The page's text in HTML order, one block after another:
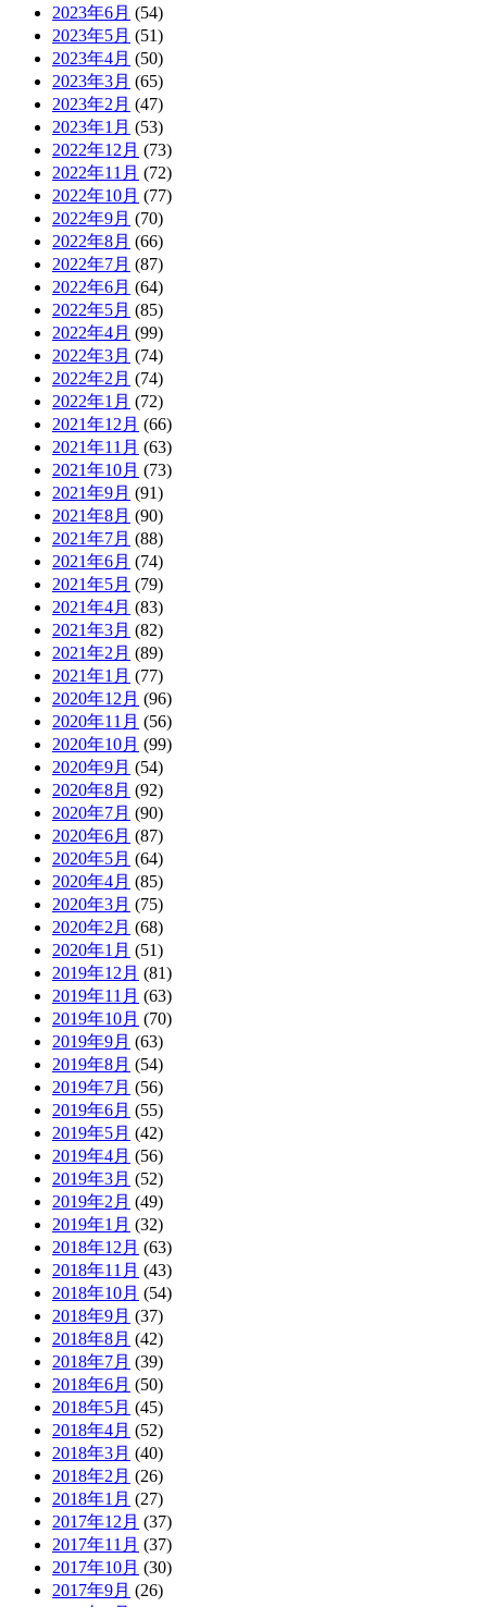
2023年6月 (54)
2023年5月 (51)
2023年4月 (50)
2023年3月 (65)
2023年2月 (47)
2023年1月 (53)
2022年12月 (73)
2022年11月 (72)
2022年10月 (77)
2022年9月 (70)
2022年8月 (66)
2022年7月 (87)
2022年6月 (64)
2022年5月 (85)
2022年4月 (99)
2022年3月 (74)
2022年2月 (74)
2022年1月 (72)
2021年12月 (66)
2021年11月 (63)
2021年10月 (73)
2021年9月 (91)
2021年8月 (90)
2021年7月 (88)
2021年6月 (74)
2021年5月 (79)
2021年4月 (83)
2021年3月 (82)
2021年2月 (89)
2021年1月 (77)
2020年12月 (96)
2020年11月 (56)
2020年10月 (99)
2020年9月 (54)
2020年8月 (92)
2020年7月 (90)
2020年6月 (87)
2020年5月 (64)
2020年4月 (85)
2020年3月 (75)
2020年2月 (68)
2020年1月 (51)
2019年12月 (81)
2019年11月 (63)
2019年10月 (70)
2019年9月 (63)
2019年8月 (54)
2019年7月 (56)
2019年6月 (55)
2019年5月 (42)
2019年4月 (56)
2019年3月 (52)
2019年2月 (49)
2019年1月 (32)
2018年12月 (63)
2018年11月 (43)
2018年10月 (54)
2018年9月 (37)
2018年8月 (42)
2018年7月 (39)
2018年6月 (50)
2018年5月 (45)
2018年4月 (52)
2018年3月 (40)
2018年2月 (26)
2018年1月 (27)
2017年12月 (37)
2017年11月 (37)
2017年10月 (30)
2017年9月 (26)